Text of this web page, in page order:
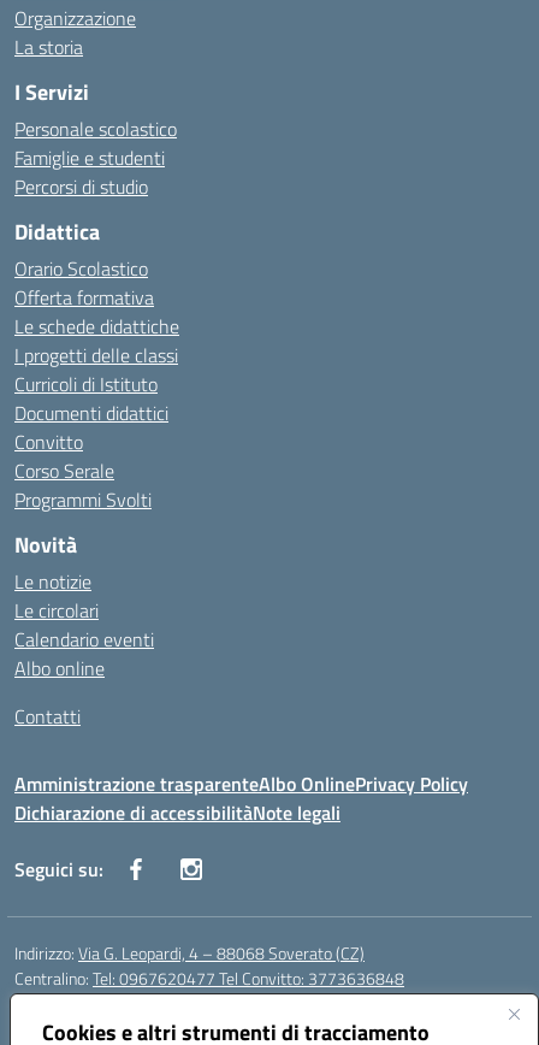
Cookies e altri strumenti di tracciamento
Organizzazione
La storia
I Servizi
Personale scolastico
Famiglie e studenti
Percorsi di studio
Didattica
Orario Scolastico
Offerta formativa
Le schede didattiche
I progetti delle classi
Curricoli di Istituto
Documenti didattici
Convitto
Corso Serale
Programmi Svolti
Novità
Le notizie
Le circolari
Calendario eventi
Albo online
Contatti
Amministrazione trasparenteAlbo OnlinePrivacy Policy
Dichiarazione di accessibilitàNote legali
Seguici su:
Indirizzo:Via G. Leopardi, 4 – 88068 Soverato (CZ)
Centralino:Tel: 0967620477 Tel Convitto: 3773636848
Email:
Posta elettronica certificata (PEC):czrh04000q@pec.istruzione.it